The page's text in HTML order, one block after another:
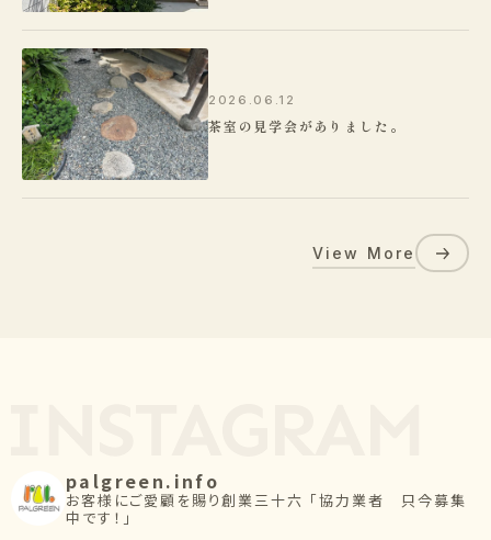
2026.06.12
茶室の見学会がありました。
View More
palgreen.info
お客様にご愛顧を賜り創業三十六 「協力業者 只今募集
中です！」